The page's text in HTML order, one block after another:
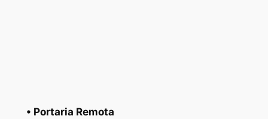
• Portaria Remota